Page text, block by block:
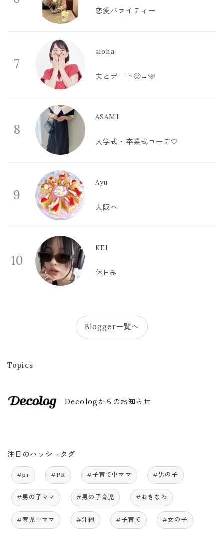
恋愛バライティー
7
aloha
夫とデート🙂‍↔️🩷
8
ASAMI
入学式・卒業式コーデ🤍
9
Ayu
大阪へ
10
KEI
休日☕️
Blogger一覧へ
Topics
Decologからのお知らせ
注目のハッシュタグ
#pr #PR #子育て中ママ #男の子
#男の子ママ #男の子育児 #おきなわ
#育児中ママ #沖縄 #子育て #女の子